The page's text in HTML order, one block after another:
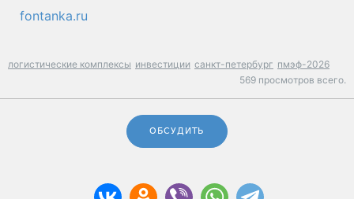
fontanka.ru
логистические комплексы инвестиции санкт-петербург пмэф-2026
569 просмотров всего.
ОБСУДИТЬ